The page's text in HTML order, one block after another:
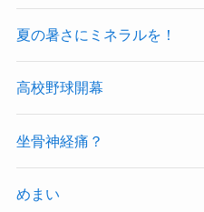
夏の暑さにミネラルを！
高校野球開幕
坐骨神経痛？
めまい